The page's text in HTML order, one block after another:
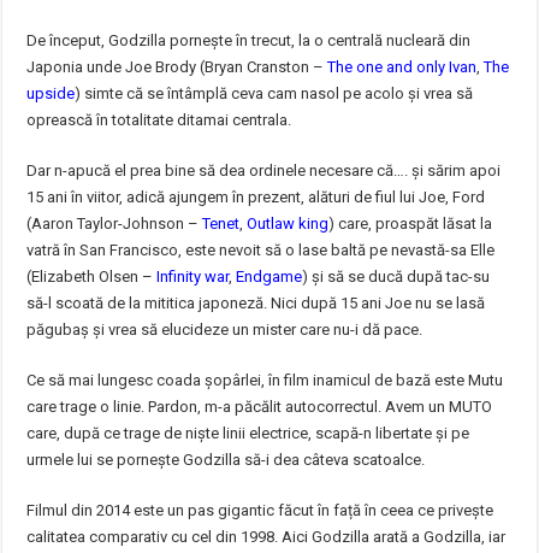
De început, Godzilla pornește în trecut, la o centrală nucleară din
Japonia unde Joe Brody (Bryan Cranston –The one and only Ivan,The
upside) simte că se întâmplă ceva cam nasol pe acolo și vrea să
oprească în totalitate ditamai centrala.
Dar n-apucă el prea bine să dea ordinele necesare că…. și sărim apoi
15 ani în viitor, adică ajungem în prezent, alături de fiul lui Joe, Ford
(Aaron Taylor-Johnson –Tenet,Outlaw king) care, proaspăt lăsat la
vatră în San Francisco, este nevoit să o lase baltă pe nevastă-sa Elle
(Elizabeth Olsen –Infinity war,Endgame) și să se ducă după tac-su
să-l scoată de la mititica japoneză. Nici după 15 ani Joe nu se lasă
păgubaș și vrea să elucideze un mister care nu-i dă pace.
Ce să mai lungesc coada șopârlei, în film inamicul de bază este Mutu
care trage o linie. Pardon, m-a păcălit autocorrectul. Avem un MUTO
care, după ce trage de niște linii electrice, scapă-n libertate și pe
urmele lui se pornește Godzilla să-i dea câteva scatoalce.
Filmul din 2014 este un pas gigantic făcut în față în ceea ce privește
calitatea comparativ cu cel din 1998. Aici Godzilla arată a Godzilla, iar